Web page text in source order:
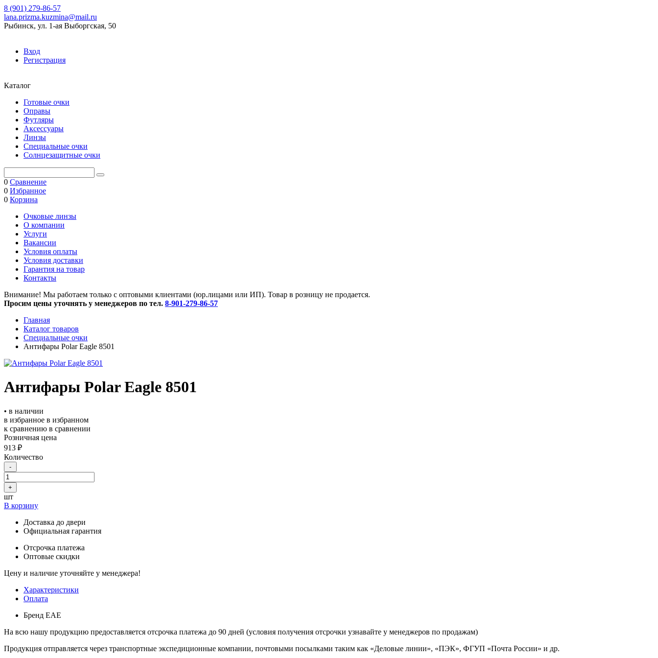
8 (901) 279-86-57
lana.prizma.kuzmina@mail.ru
Рыбинск, ул. 1-ая Выборгская, 50
Вход
Регистрация
Каталог
Готовые очки
Оправы
Футляры
Аксессуары
Линзы
Специальные очки
Солнцезащитные очки
0 Сравнение
0 Избранное
0 Корзина
Очковые линзы
O компании
Услуги
Вакансии
Условия оплаты
Условия доставки
Гарантия на товар
Контакты
Внимание! Мы работаем только с оптовыми клиентами (юр.лицами или ИП). Товар в розницу не продается.
Просим цены уточнять у менеджеров по тел. 8-901-279-86-57
Главная
Каталог товаров
Специальные очки
Антифары Polar Eagle 8501
Антифары Polar Eagle 8501
• в наличии
в избранное в избранном
к сравнению в сравнении
Розничная цена
913 ₽
Количество
-
+
шт
В корзину
Доставка до двери
Официальная гарантия
Отсрочка платежа
Оптовые скидки
Цену и наличие уточняйте у менеджера!
Характеристики
Оплата
Бренд ЕАЕ
На всю нашу продукцию предоставляется отсрочка платежа до 90 дней (условия получения отсрочки узнавайте у менеджеров по продажам)
Продукция отправляется через транспортные экспедиционные компании, почтовыми посылками таким как «Деловые линии», «ПЭК», ФГУП «Почта России» и др.